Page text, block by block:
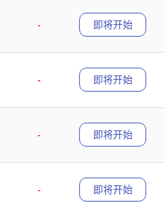
-
即将开始
-
即将开始
-
即将开始
-
即将开始